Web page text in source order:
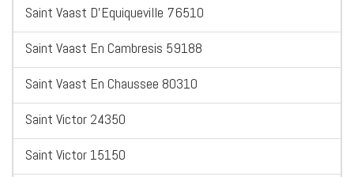
Saint Vaast D'Equiqueville 76510
Saint Vaast En Cambresis 59188
Saint Vaast En Chaussee 80310
Saint Victor 24350
Saint Victor 15150